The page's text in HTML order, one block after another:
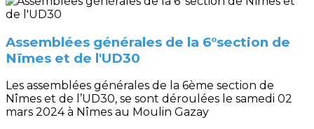
Assemblées générales de la 6°section de
Nïmes et de l'UD30
Les assemblées générales de la 6ème section de
Nîmes et de l’UD30, se sont déroulées le samedi 02
mars 2024 à Nîmes au Moulin Gazay